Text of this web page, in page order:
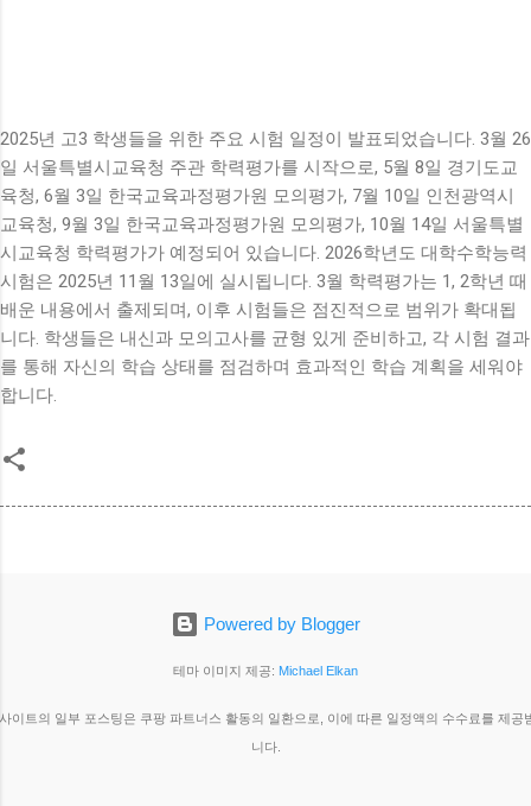
2025년 고3 학생들을 위한 주요 시험 일정이 발표되었습니다. 3월 26
일 서울특별시교육청 주관 학력평가를 시작으로, 5월 8일 경기도교
육청, 6월 3일 한국교육과정평가원 모의평가, 7월 10일 인천광역시
교육청, 9월 3일 한국교육과정평가원 모의평가, 10월 14일 서울특별
시교육청 학력평가가 예정되어 있습니다. 2026학년도 대학수학능력
시험은 2025년 11월 13일에 실시됩니다. 3월 학력평가는 1, 2학년 때
배운 내용에서 출제되며, 이후 시험들은 점진적으로 범위가 확대됩
니다. 학생들은 내신과 모의고사를 균형 있게 준비하고, 각 시험 결과
를 통해 자신의 학습 상태를 점검하며 효과적인 학습 계획을 세워야
합니다.
Powered by Blogger
테마 이미지 제공: Michael Elkan
이트의 일부 포스팅은 쿠팡 파트너스 활동의 일환으로, 이에 따른 일정액의 수수료를 제공
니다.